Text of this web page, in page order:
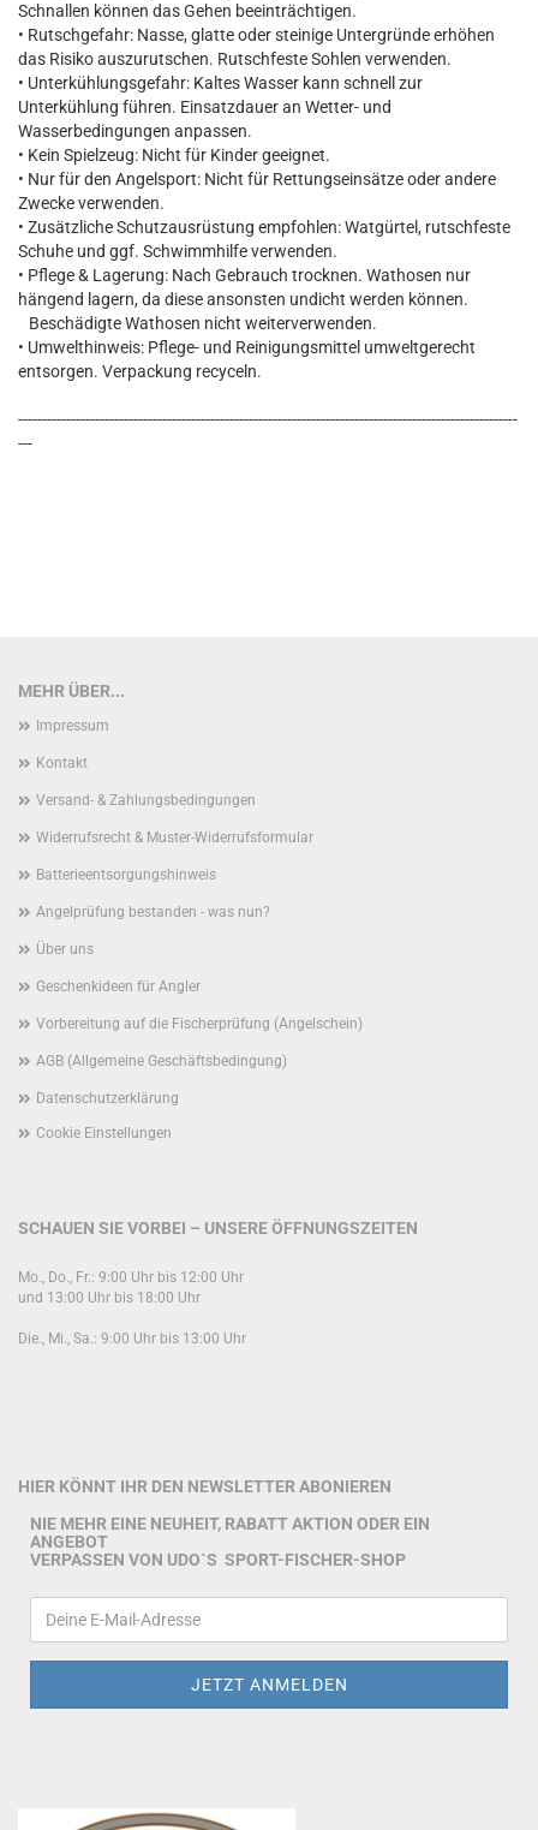
Schnallen können das Gehen beeinträchtigen.
• Rutschgefahr: Nasse, glatte oder steinige Untergründe erhöhen
das Risiko auszurutschen. Rutschfeste Sohlen verwenden.
• Unterkühlungsgefahr: Kaltes Wasser kann schnell zur
Unterkühlung führen. Einsatzdauer an Wetter- und
Wasserbedingungen anpassen.
• Kein Spielzeug: Nicht für Kinder geeignet.
• Nur für den Angelsport: Nicht für Rettungseinsätze oder andere
Zwecke verwenden.
• Zusätzliche Schutzausrüstung empfohlen: Watgürtel, rutschfeste
Schuhe und ggf. Schwimmhilfe verwenden.
• Pflege & Lagerung: Nach Gebrauch trocknen. Wathosen nur
hängend lagern, da diese ansonsten undicht werden können.
Beschädigte Wathosen nicht weiterverwenden.
• Umwelthinweis: Pflege- und Reinigungsmittel umweltgerecht
entsorgen. Verpackung recyceln.
--------------------------------------------------------------------------------------------------------
---
MEHR ÜBER...
Impressum
Kontakt
Versand- & Zahlungsbedingungen
Widerrufsrecht & Muster-Widerrufsformular
Batterieentsorgungshinweis
Angelprüfung bestanden - was nun?
Über uns
Geschenkideen für Angler
Vorbereitung auf die Fischerprüfung (Angelschein)
AGB (Allgemeine Geschäftsbedingung)
Datenschutzerklärung
Cookie Einstellungen
SCHAUEN SIE VORBEI – UNSERE ÖFFNUNGSZEITEN
Mo., Do., Fr.: 9:00 Uhr bis 12:00 Uhr
und 13:00 Uhr bis 18:00 Uhr
Die., Mi., Sa.: 9:00 Uhr bis 13:00 Uhr
HIER KÖNNT IHR DEN NEWSLETTER ABONIEREN
NIE MEHR EINE NEUHEIT, RABATT AKTION ODER EIN
ANGEBOT
VERPASSEN VON UDO`S SPORT-FISCHER-SHOP